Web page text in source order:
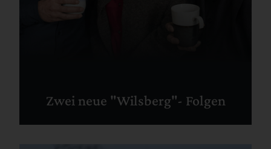
Zwei neue "Wilsberg"- Folgen